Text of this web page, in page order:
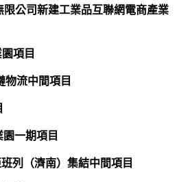
限公司新建工業品互聯網電商產業
項目
物流中間項目
園一期項目
班列（濟南）集結中間項目